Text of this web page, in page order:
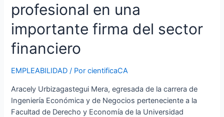
profesional en una
importante firma del sector
financiero
EMPLEABILIDAD / PorcientificaCA
Aracely Urbizagastegui Mera, egresada de la carrera de
Ingeniería Económica y de Negocios perteneciente a la
Facultad de Derecho y Economía de la Universidad